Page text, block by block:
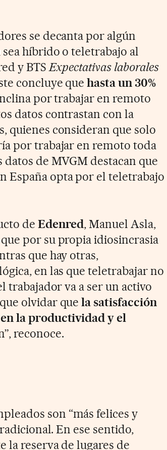
se decanta por algún
híbrido o teletrabajo al
y BTSExpectativas laborales
concluye quehasta un 30%
por trabajar en remoto
datos contrastan con la
quienes consideran que solo
por trabajar en remoto toda
de MVGM destacan que
España opta por el teletrabajo
de Edenred, Manuel Asla,
por su propia idiosincrasia
que hay otras,
en las que teletrabajar no
trabajador va a ser un activo
olvidar quela satisfacción
la productividad y el
reconoce.
son “más felices y
En ese sentido,
la reserva de lugares de